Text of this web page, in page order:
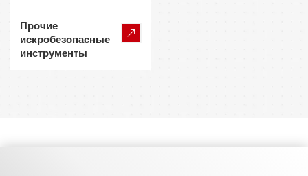
Прочие
искробезопасные
инструменты